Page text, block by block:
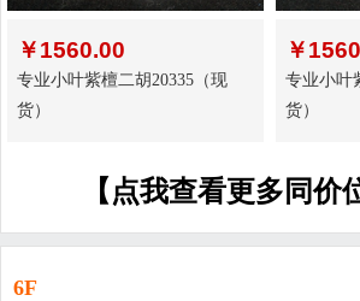
￥1560.00
专业小叶紫檀二胡20335（现
货）
￥
专业小叶
货）
【点我查看更多同价
6F